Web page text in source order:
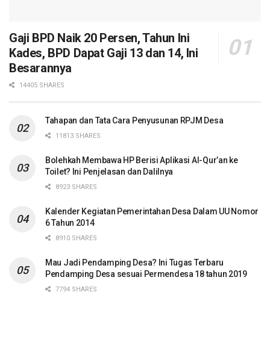
Gaji BPD Naik 20 Persen, Tahun Ini
Kades, BPD Dapat Gaji 13 dan 14, Ini
Besarannya
14405 SHARES
Tahapan dan Tata Cara Penyusunan RPJM Desa
11813 SHARES
Bolehkah Membawa HP Berisi Aplikasi Al-Qur’an ke
Toilet? Ini Penjelasan dan Dalilnya
8923 SHARES
Kalender Kegiatan Pemerintahan Desa Dalam UU Nomor
6 Tahun 2014
8910 SHARES
Mau Jadi Pendamping Desa? Ini Tugas Terbaru
Pendamping Desa sesuai Permendesa 18 tahun 2019
7794 SHARES